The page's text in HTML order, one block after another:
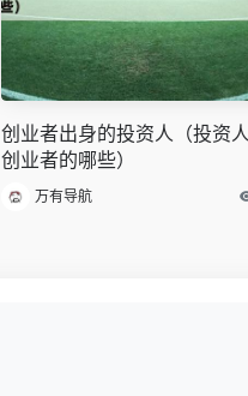
创业者出身的投资人（投资
创业者的哪些）
万有导航